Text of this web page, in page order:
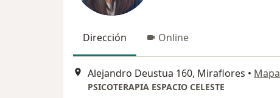
Dirección Online
Alejandro Deustua 160, Miraflores • Mapa
PSICOTERAPIA ESPACIO CELESTE